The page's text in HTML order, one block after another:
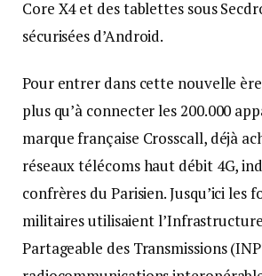
Core X4 et des tablettes sous
sécurisées d’Android.
Pour entrer dans cette nouvelle
plus qu’à connecter les 200.000
marque française Crosscall, déjà
réseaux télécoms haut débit 4G,
confrères du Parisien. Jusqu’ici les
militaires utilisaient
Partageable des Transmissions